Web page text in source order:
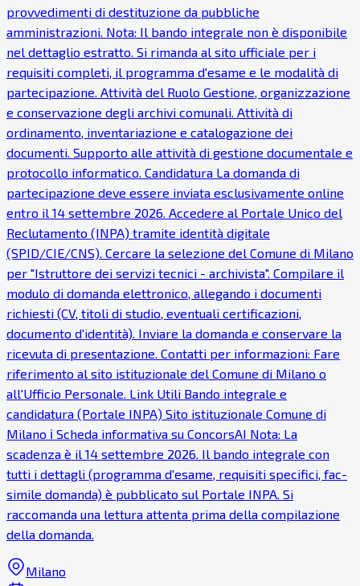
provvedimenti di destituzione da pubbliche
amministrazioni. Nota: Il bando integrale non è disponibile
nel dettaglio estratto. Si rimanda al sito ufficiale per i
requisiti completi, il programma d'esame e le modalità di
partecipazione. Attività del Ruolo Gestione, organizzazione
e conservazione degli archivi comunali. Attività di
ordinamento, inventariazione e catalogazione dei
documenti. Supporto alle attività di gestione documentale e
protocollo informatico. Candidatura La domanda di
partecipazione deve essere inviata esclusivamente online
entro il 14 settembre 2026. Accedere al Portale Unico del
Reclutamento (INPA) tramite identità digitale
(SPID/CIE/CNS). Cercare la selezione del Comune di Milano
per "Istruttore dei servizi tecnici - archivista". Compilare il
modulo di domanda elettronico, allegando i documenti
richiesti (CV, titoli di studio, eventuali certificazioni,
documento d'identità). Inviare la domanda e conservare la
ricevuta di presentazione. Contatti per informazioni: Fare
riferimento al sito istituzionale del Comune di Milano o
all'Ufficio Personale. Link Utili Bando integrale e
candidatura (Portale INPA) Sito istituzionale Comune di
Milano ℹ Scheda informativa su ConcorsAI Nota: La
scadenza è il 14 settembre 2026. Il bando integrale con
tutti i dettagli (programma d'esame, requisiti specifici, fac-
simile domanda) è pubblicato sul Portale INPA. Si
raccomanda una lettura attenta prima della compilazione
della domanda.
Milano